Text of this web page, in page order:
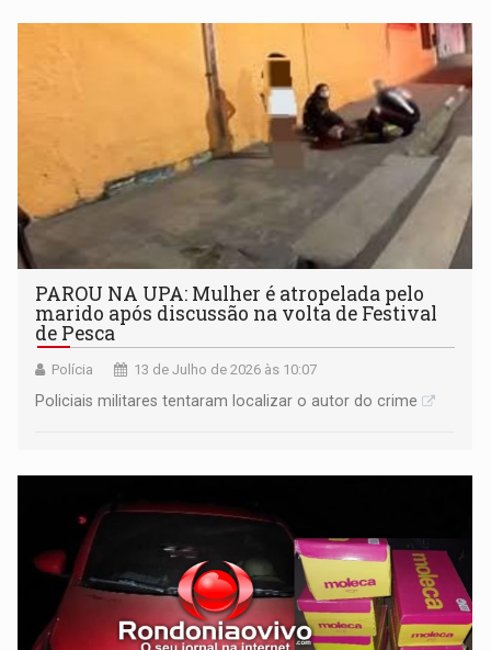
de 15 dias para trabalhar em campanha eleitoral
PAROU NA UPA: Mulher é atropelada pelo
marido após discussão na volta de Festival
de Pesca
Polícia 13 de Julho de 2026 às 10:07
Policiais militares tentaram localizar o autor do crime